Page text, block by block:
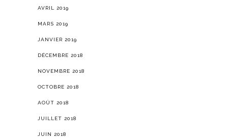
AVRIL 2019
MARS 2019
JANVIER 2019
DÉCEMBRE 2018
NOVEMBRE 2018
OCTOBRE 2018
AOÛT 2018
JUILLET 2018
JUIN 2018